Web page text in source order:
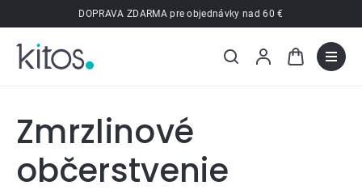
na
obsah
DOPRAVA ZDARMA pre objednávky nad 60 €
Zmrzlinové
občerstvenie